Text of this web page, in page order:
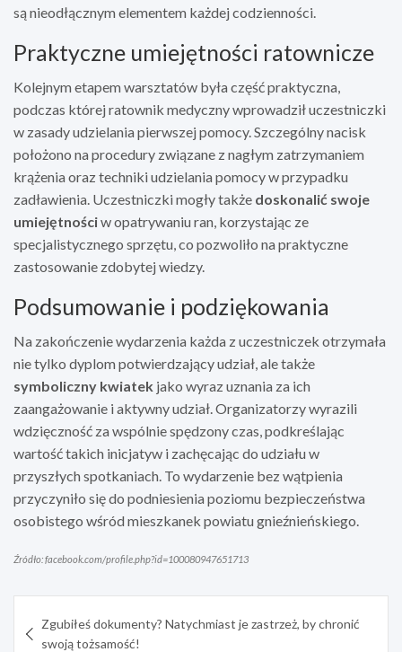
są nieodłącznym elementem każdej codzienności.
Praktyczne umiejętności ratownicze
Kolejnym etapem warsztatów była część praktyczna,
podczas której ratownik medyczny wprowadził uczestniczki
w zasady udzielania pierwszej pomocy. Szczególny nacisk
położono na procedury związane z nagłym zatrzymaniem
krążenia oraz techniki udzielania pomocy w przypadku
zadławienia. Uczestniczki mogły także doskonalić swoje
umiejętnościw opatrywaniu ran, korzystając ze
specjalistycznego sprzętu, co pozwoliło na praktyczne
zastosowanie zdobytej wiedzy.
Podsumowanie i podziękowania
Na zakończenie wydarzenia każda z uczestniczek otrzymała
nie tylko dyplom potwierdzający udział, ale także
symboliczny kwiatek jako wyraz uznania za ich
zaangażowanie i aktywny udział. Organizatorzy wyrazili
wdzięczność za wspólnie spędzony czas, podkreślając
wartość takich inicjatyw i zachęcając do udziału w
przyszłych spotkaniach. To wydarzenie bez wątpienia
przyczyniło się do podniesienia poziomu bezpieczeństwa
osobistego wśród mieszkanek powiatu gnieźnieńskiego.
Źródło: facebook.com/profile.php?id=100080947651713
wpisu
Zgubiłeś dokumenty? Natychmiast je zastrzeż, by chronić
swoją tożsamość!